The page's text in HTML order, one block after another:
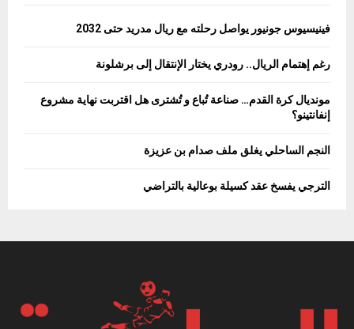
فينيسيوس جونيور يواصل رحلته مع ريال مدريد حتى 2032
رغم إهتمام الريال.. رودري يختار الإنتقال إلى برشلونة
مونديال كرة القدم… صناعة تُباع و تُشترى هل اقتربت نهاية مشروع
إنفانتينو؟
النجم الساحلي يغلق ملف صدام بن عزيزة
الترجي يفسخ عقد كسيلة بوعالية بالتراضي